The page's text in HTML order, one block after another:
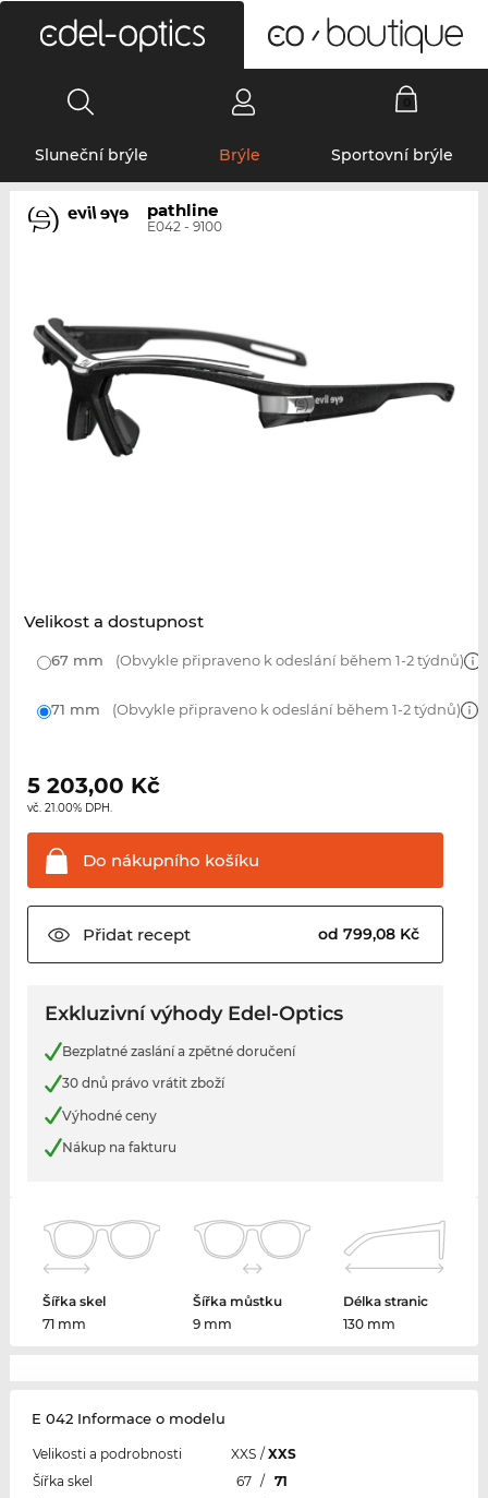
Sluneční brýle Brýle Sportovní brýle
pathline
E042 - 9100
Velikost a dostupnost
67 mm (Obvykle připraveno k odeslání během 1-2 týdnů)
71 mm (Obvykle připraveno k odeslání během 1-2 týdnů)
5 203,00 Kč
vč. 21.00% DPH.
Do nákupního košíku
Přidatrecept od 799,08 Kč
Exkluzivní výhody Edel-Optics
Bezplatné zaslání a zpětné doručení
30 dnů právo vrátit zboží
Výhodné ceny
Nákup na fakturu
Šířka skel
71 mm
Šířka můstku
9 mm
Délka stranic
130 mm
E 042 Informace o modelu
Velikosti a podrobnosti XXS / XXS
Šířka skel
67 /
71